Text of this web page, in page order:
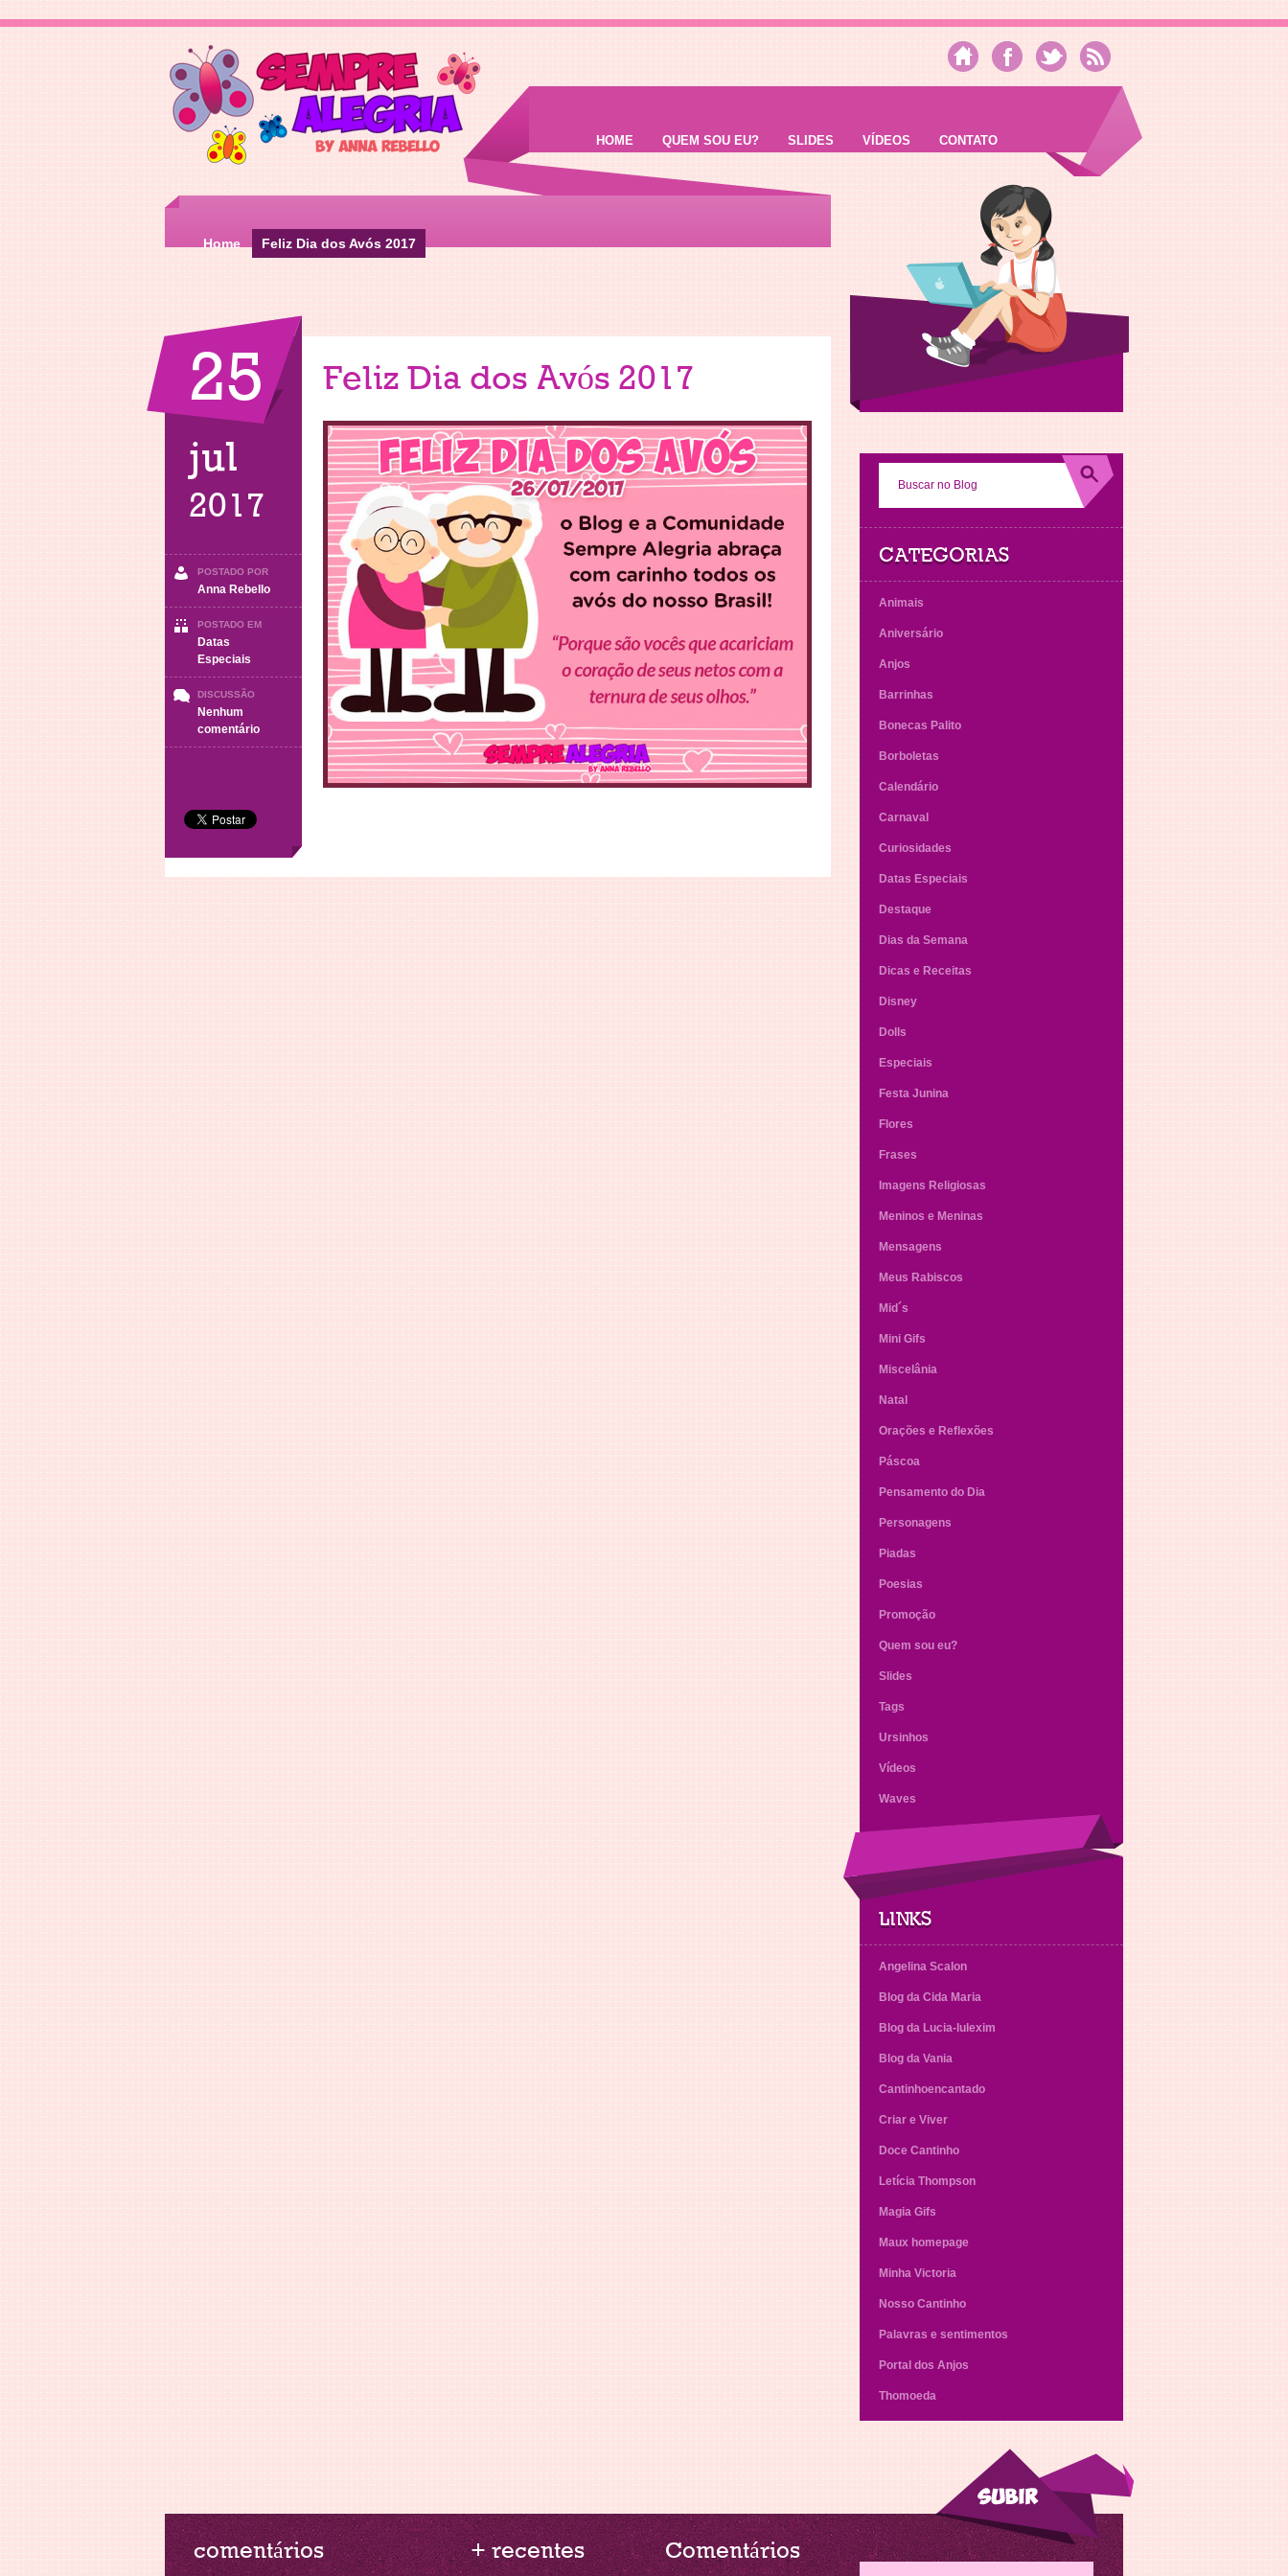
HOME QUEM SOU EU? SLIDES VÍDEOS CONTATO
Home Feliz Dia dos Avós 2017
25
jul
2017
POSTADO POR
Anna Rebello
POSTADO EM
Datas
Especiais
DISCUSSÃO
Nenhum
comentárioem
Feliz
Feliz Dia dos Avós 2017
CATEGORIAS
Animais
Aniversário
Anjos
Barrinhas
Bonecas Palito
Borboletas
Calendário
Carnaval
Curiosidades
Datas Especiais
Destaque
Dias da Semana
Dicas e Receitas
Disney
Dolls
Especiais
Festa Junina
Flores
Frases
Imagens Religiosas
Meninos e Meninas
Mensagens
Meus Rabiscos
Mid´s
Mini Gifs
Miscelânia
Natal
Orações e Reflexões
Páscoa
Pensamento do Dia
Personagens
Piadas
Poesias
Promoção
Quem sou eu?
Slides
Tags
Ursinhos
Vídeos
Waves
LINKS
Angelina Scalon
Blog da Cida Maria
Blog da Lucia-lulexim
Blog da Vania
Cantinhoencantado
Criar e Viver
Doce Cantinho
Letícia Thompson
Magia Gifs
Maux homepage
Minha Victoria
Nosso Cantinho
Palavras e sentimentos
Portal dos Anjos
Thomoeda
comentários + recentes Comentários